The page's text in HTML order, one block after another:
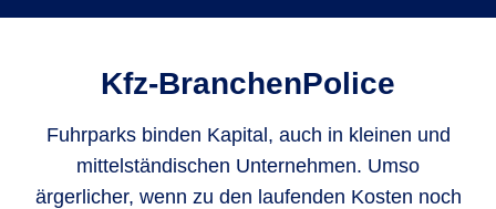
Kfz-Branchen­Police
Fuhrparks binden Kapital, auch in kleinen und
mittelständischen Unternehmen. Umso
ärgerlicher, wenn zu den laufenden Kosten noch